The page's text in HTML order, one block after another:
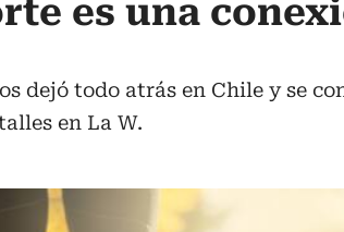
es una
dejó todo atrás en Chile y se
en La W.